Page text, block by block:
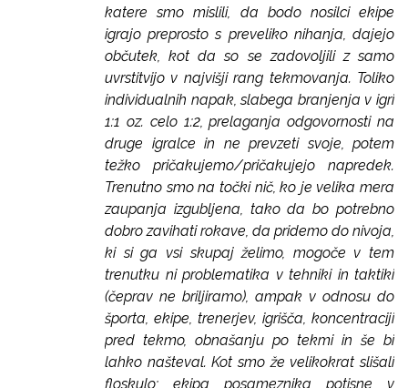
katere smo mislili, da bodo nosilci ekipe
igrajo preprosto s preveliko nihanja, dajejo
občutek, kot da so se zadovoljili z samo
uvrstitvijo v najvišji rang tekmovanja. Toliko
individualnih napak, slabega branjenja v igri
1:1 oz. celo 1:2, prelaganja odgovornosti na
druge igralce in ne prevzeti svoje, potem
težko pričakujemo/pričakujejo napredek.
Trenutno smo na točki nič, ko je velika mera
zaupanja izgubljena, tako da bo potrebno
dobro zavihati rokave, da pridemo do nivoja,
ki si ga vsi skupaj želimo, mogoče v tem
trenutku ni problematika v tehniki in taktiki
(čeprav ne briljiramo), ampak v odnosu do
športa, ekipe, trenerjev, igrišča, koncentraciji
pred tekmo, obnašanju po tekmi in še bi
lahko našteval. Kot smo že velikokrat slišali
floskulo; ekipa posameznika potisne v